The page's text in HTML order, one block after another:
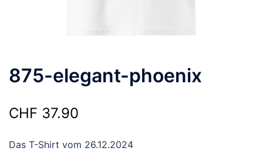
875-elegant-phoenix
CHF 37.90
Das T-Shirt vom 26.12.2024